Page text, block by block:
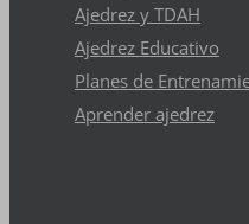
Ajedrez y TDAH
Ajedrez Educativo
Planes de
Aprender ajedrez